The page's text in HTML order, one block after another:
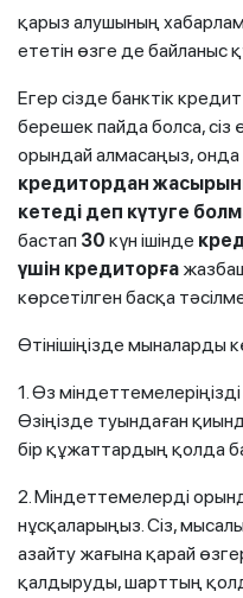
қарыз алушының
ететін өзге де байланыс
Егер сізде банктік
берешек пайда болса, сіз
орындай алмасаңыз, онда
кредитордан
кетеді деп күтуге
бастап 30 күн ішінде
үшін кредиторға
көрсетілген басқа
Өтінішіңізде мыналарды
1. Өз
Өзіңізде туындаған
бір құжаттардың қолда
2. Міндеттемелерді
нұсқаларыңыз. Сіз,
азайту жағына қарай
қалдыруды, шарттың